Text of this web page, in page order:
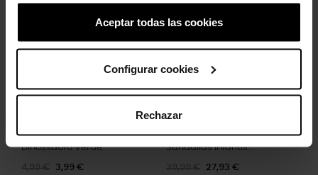
Aceptar todas las cookies
Configurar cookies
Rechazar
Dinossauro Verde
4,99 € 3,99 €
Sandálias infantis...
27,93 €